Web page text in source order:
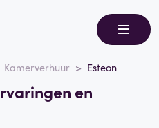
Kamerverhuur Esteon
en